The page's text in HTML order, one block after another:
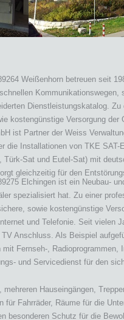
Weißenhorn betreuen seit
Kommunikationswegen,
Dienstleistungskatalog.
kostengünstige Versorgung der
ist Partner der Weiss
die Installationen von TKE SAT-
Sat und Eutel-Sat) mit
gleichzeitig für den
Elchingen ist ein Neubau-
spezialisiert hat. Zu einer
sowie kostengünstige
und Telefonie. Seit vielen
Anschluss. Als Beispiel
Fernseh-, Radioprogrammen,
und Servicedienst für den
Hauseingängen,
für Fahrräder, Räume für die
besonderen Schutz für die